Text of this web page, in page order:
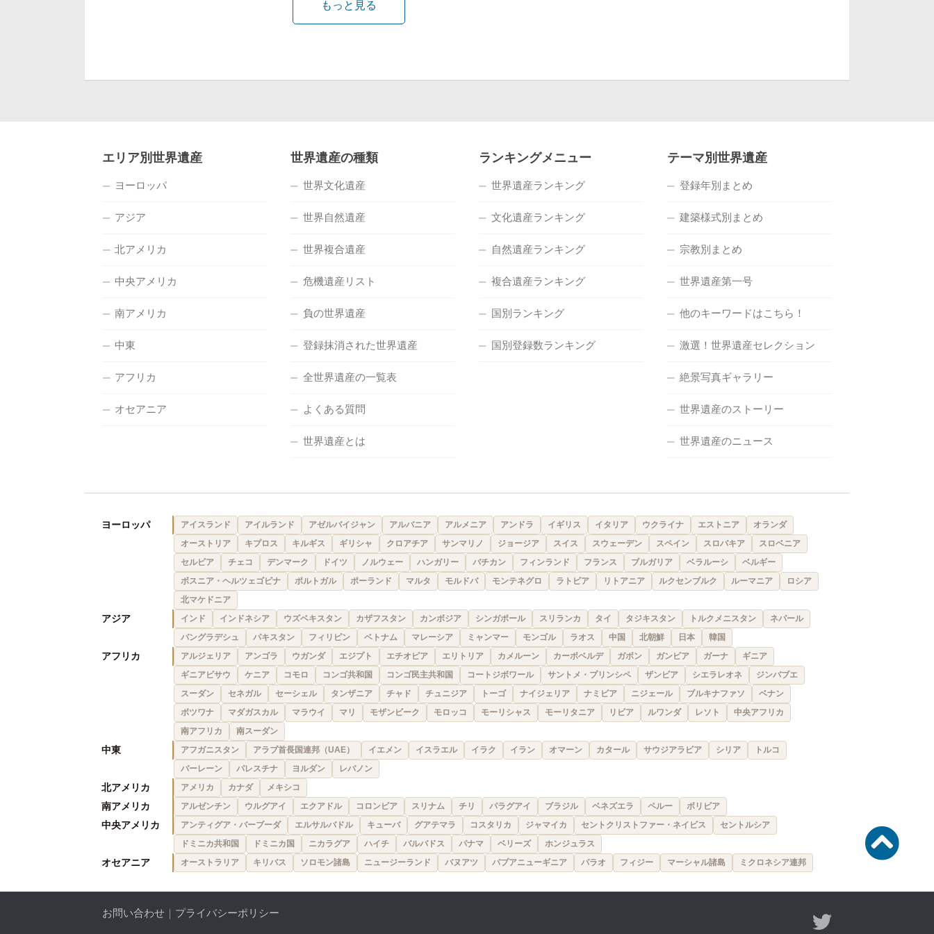
もっと見る
エリア別世界遺産
ヨーロッパ
アジア
北アメリカ
中央アメリカ
南アメリカ
中東
アフリカ
オセアニア
世界遺産の種類
世界文化遺産
世界自然遺産
世界複合遺産
危機遺産リスト
負の世界遺産
登録抹消された世界遺産
全世界遺産の一覧表
よくある質問
世界遺産とは
ランキングメニュー
世界遺産ランキング
文化遺産ランキング
自然遺産ランキング
複合遺産ランキング
国別ランキング
国別登録数ランキング
テーマ別世界遺産
登録年別まとめ
建築様式別まとめ
宗教別まとめ
世界遺産第一号
他のキーワードはこちら！
激選！世界遺産セレクション
絶景写真ギャラリー
世界遺産のストーリー
世界遺産のニュース
ヨーロッパ アイスランド アイルランド アゼルバイジャン アルバニア アルメニア アンドラ イギリス イタリア ウクライナ エストニア
オランダ
オーストリア
キプロス キルギス ギリシャ クロアチア サンマリノ ジョージア スイス スウェーデン スペイン スロバキア
スロベニア
セルビア
チェコ デンマーク ドイツ ノルウェー ハンガリー バチカン フィンランド フランス ブルガリア ベラルーシ
ベルギー
ボスニア・ヘルツェゴビナ
ポルトガル ポーランド マルタ モルドバ モンテネグロ ラトビア リトアニア ルクセンブルク ルーマニア
ロシア
北マケドニア
アジア インド インドネシア ウズベキスタン カザフスタン カンボジア シンガポール スリランカ タイ タジキスタン トルクメニスタン
ネパール
バングラデシュ
パキスタン フィリピン ベトナム マレーシア ミャンマー モンゴル ラオス 中国 北朝鮮 日本 韓国
アフリカ アルジェリア アンゴラ ウガンダ エジプト エチオピア エリトリア カメルーン カーボベルデ ガボン ガンビア ガーナ
ギニア
ギニアビサウ
ケニア コモロ コンゴ共和国 コンゴ民主共和国 コートジボワール サントメ・プリンシペ ザンビア シエラレオネ
ジンバブエ
スーダン
セネガル セーシェル タンザニア チャド チュニジア トーゴ ナイジェリア ナミビア ニジェール ブルキナファソ
ベナン
ボツワナ
マダガスカル マラウイ マリ モザンビーク モロッコ モーリシャス モーリタニア リビア ルワンダ レソト
中央アフリカ
南アフリカ
南スーダン
中東 アフガニスタン アラブ首長国連邦（UAE） イエメン イスラエル イラク イラン オマーン カタール サウジアラビア シリア
トルコ
バーレーン
パレスチナ ヨルダン レバノン
北アメリカ アメリカ カナダ メキシコ
南アメリカ アルゼンチン ウルグアイ エクアドル コロンビア スリナム チリ パラグアイ ブラジル ベネズエラ ペルー ボリビア
中央アメリカ アンティグア・バーブーダ エルサルバドル キューバ グアテマラ コスタリカ ジャマイカ セントクリストファー・ネイビス
セントルシア
ドミニカ共和国
ドミニカ国 ニカラグア ハイチ バルバドス パナマ ベリーズ ホンジュラス
オセアニア オーストラリア キリバス ソロモン諸島 ニュージーランド バヌアツ パプアニューギニア パラオ フィジー マーシャル諸島 ミクロネシア連邦
お問い合わせ ｜ プライバシーポリシー